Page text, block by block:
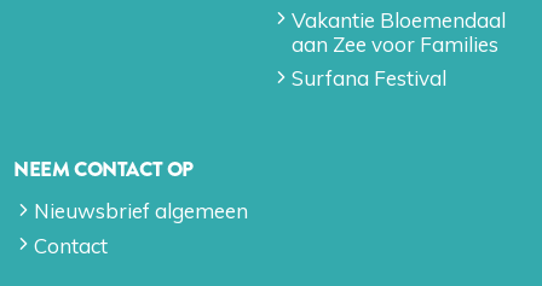
Vakantie Bloemendaal
aan Zee voor Families
Surfana Festival
NEEM CONTACT OP
Nieuwsbrief algemeen
Contact